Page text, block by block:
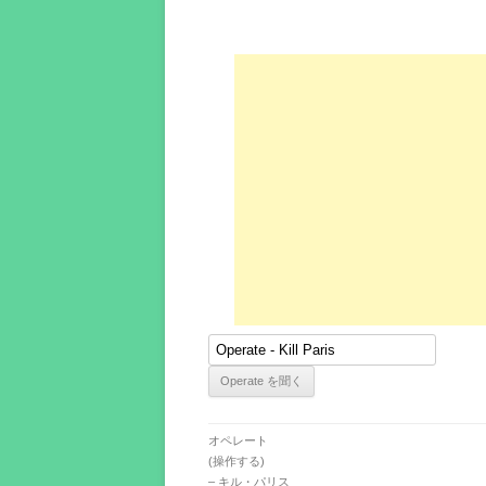
オペレート
(操作する)
– キル・パリス